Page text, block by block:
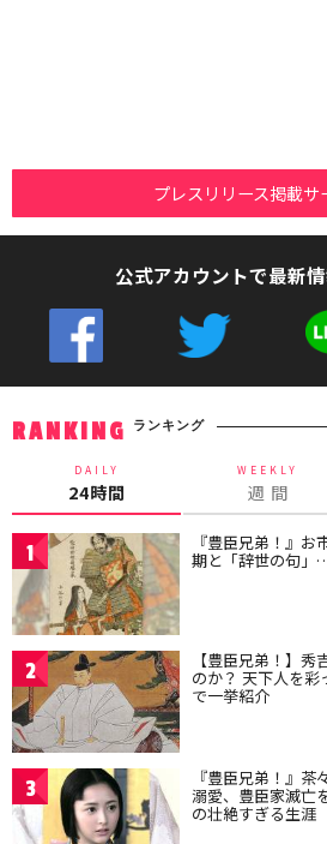
プレスリリース掲載サ
公式アカウントで最新情
RANKING ランキング
DAILY
24時間
WEEKLY
週 間
1 『豊臣兄弟！』
期と「辞世の句」
2 【豊臣兄弟！】
のか？ 天下人を彩
で一挙紹介
3 『豊臣兄弟！』
溺愛、豊臣家滅亡
の壮絶すぎる生涯